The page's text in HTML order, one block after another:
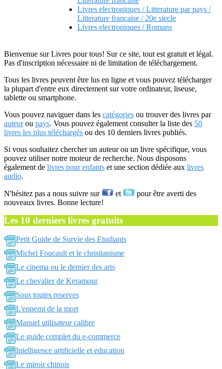
Livres electroniques / Litterature par pays /
Litterature francaise / 20e siecle
Livres electroniques / Romans
Bienvenue sur Livres pour tous! Sur ce site, tout est gratuit et légal.
Pas d'inscription nécessaire ni de limitation de téléchargement.
Tous les livres peuvent être lus en ligne et vous pouvez télécharger
la plupart d'entre eux directement sur votre ordinateur, liseuse,
tablette ou smartphone.
Vous pouvez naviguer dans les catégories ou trouver des livres par
auteurou pays. Vous pouvez également consulter la liste des 50
livres les plus téléchargés ou des 10 derniers livres publiés.
Si vous souhaitez chercher un auteur ou un livre spécifique, vous
pouvez utiliser notre moteur de recherche. Nous disposons
également de livres pour enfants et une section dédiée aux livres
audio.
N'hésitez pas a nous suivre sur et
pour être averti des
nouveaux livres. Bonne lecture!
Les 10 derniers livres gratuits
Petit Guide de Survie des Etudiants
Michel Foucault et le christianisme
Le cinema ou le dernier des arts
Le chevalier de Keramour
Sous toutes reserves
L'ennemi de la mort
Manuel utilisateur calibre
Le guide complet du e-commerce
Intelligence artificielle et education
Le miroir chinois